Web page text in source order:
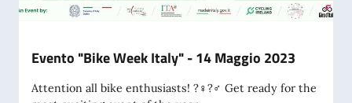
Evento "Bike Week Italy" - 14 Maggio 2023
Attention all bike enthusiasts! ?‍♀️?‍♂️ Get ready for the